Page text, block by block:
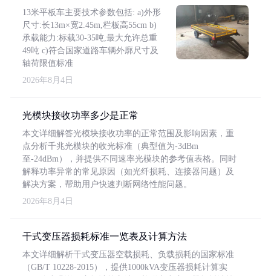
13米平板车主要技术参数包括: a)外形
尺寸:长13m×宽2.45m,栏板高55cm b)
承载能力:标载30-35吨,最大允许总重
49吨 c)符合国家道路车辆外廓尺寸及
轴荷限值标准
2026年8月4日
光模块接收功率多少是正常
本文详细解答光模块接收功率的正常范围及影响因素，重
点分析千兆光模块的收光标准（典型值为-3dBm
至-24dBm），并提供不同速率光模块的参考值表格。同时
解释功率异常的常见原因（如光纤损耗、连接器问题）及
解决方案，帮助用户快速判断网络性能问题。
2026年8月4日
干式变压器损耗标准一览表及计算方法
本文详细解析干式变压器空载损耗、负载损耗的国家标准
（GB/T 10228-2015），提供1000kVA变压器损耗计算实